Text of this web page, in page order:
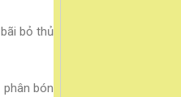
bỏ thủ
bón